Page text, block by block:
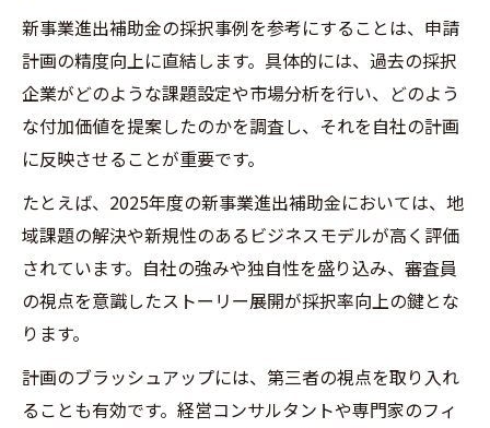
新事業進出補助金の採択事例を参考にすることは、申請
計画の精度向上に直結します。具体的には、過去の採択
企業がどのような課題設定や市場分析を行い、どのよう
な付加価値を提案したのかを調査し、それを自社の計画
に反映させることが重要です。
たとえば、2025年度の新事業進出補助金においては、地
域課題の解決や新規性のあるビジネスモデルが高く評価
されています。自社の強みや独自性を盛り込み、審査員
の視点を意識したストーリー展開が採択率向上の鍵とな
ります。
計画のブラッシュアップには、第三者の視点を取り入れ
ることも有効です。経営コンサルタントや専門家のフィ